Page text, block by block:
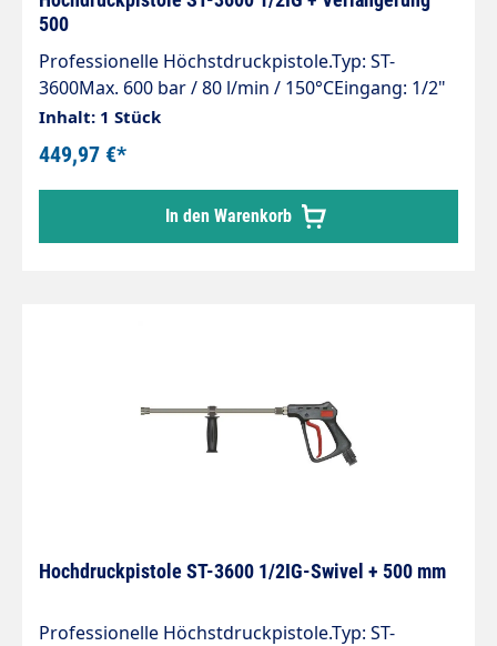
500
Professionelle Höchstdruckpistole.Typ: ST-
3600Max. 600 bar / 80 l/min / 150°CEingang: 1/2"
IGStrahlrohr mit HandgriffLänge Rohr: 500
mmAusgang: 1/4" IG-NPTHochdruckdüse:
ohneMaterial: Edelstahl
Inhalt: 1 Stück
449,97 €*
In den Warenkorb
Hochdruckpistole ST-3600 1/2IG-Swivel + 500 mm
Professionelle Höchstdruckpistole.Typ: ST-